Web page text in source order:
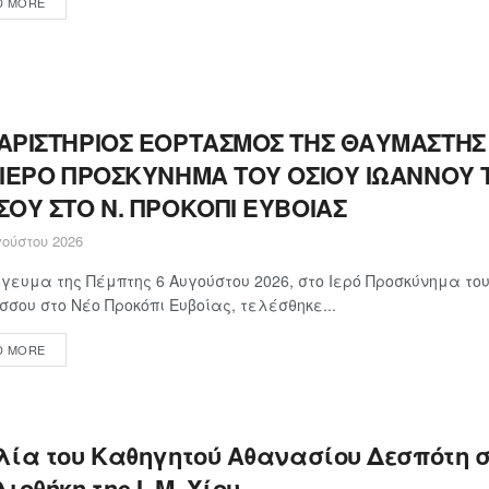
ΕΟΡΤΑΣΜΟΣ ΤΗΣ
ΠΡΟΣΚΥΝΗΜΑ ΤΟΥ ΟΣΙΟΥ ΙΩΑΝΝΟΥ
ΣΤΟ Ν. ΠΡΟΚΟΠΙ ΕΥΒΟΙΑΣ
2026
της Πέμπτης 6 Αυγούστου 2026, στο Ιερό Προσκύνημα
στο Νέο Προκόπι Ευβοίας, τελέσθηκε...
MORE
του Καθηγητού Αθανασίου Δεσπότη